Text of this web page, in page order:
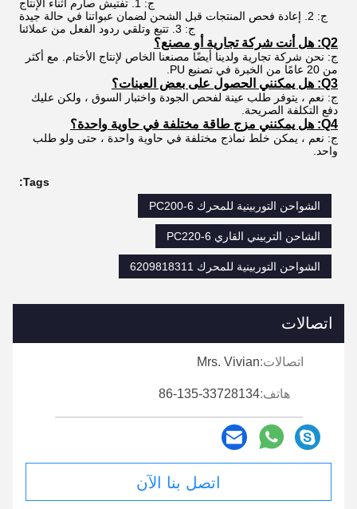
ج: 1. تفتيش صارم أثناء الإنتاج
ج: 2. إعادة فحص المنتجات قبل الشحن لضمان عبواتنا في حالة جيدة
ج: 3. تتبع وتلقي ردود الفعل من عملائنا
Q2: هل أنت شركة تجارية أو مصنع؟
ج: نحن شركة تجارية ولدينا أيضًا مصنعنا الخاص لإنتاج الأختام. مع أكثر
من 20 عامًا من الخبرة في تصنيع PU.
Q3: هل يمكنني الحصول على بعض العينات؟
ج: نعم ، يتوفر طلب عينة لفحص الجودة واختبار السوق ، ولكن عليك
دفع التكلفة الصريحة.
Q4: هل يمكنني مزج طاقة مختلفة في حاوية واحدة؟
ج: نعم ، يمكن خلط نماذج مختلفة في حاوية واحدة ، حتى ولو طلب
واحد.
Tags:
الشواحن التوربينية للمحرك PC200-6
الشاحن التربيني القاري PC220-6
الشواحن التوربينية للمحرك 6209818311
اتصالات
اتصالات:Mrs. Vivian
هاتف:86-135-33728134
اتصل بنا الآن